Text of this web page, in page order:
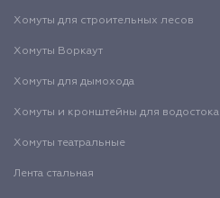
Хомуты для строительных лесов
Хомуты Воркаут
Хомуты для дымохода
Хомуты и кронштейны для водостока
Хомуты театральные
Лента стальная